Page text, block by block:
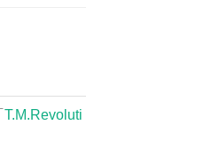
T.M.Revoluti